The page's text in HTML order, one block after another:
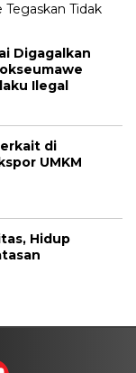
Digagalkan
Ilegal
di
UMKM
Hidup